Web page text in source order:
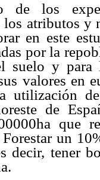
de los
atributos y
en este
por la
suelo y para
valores en
utilización
de
que
un
decir, tener